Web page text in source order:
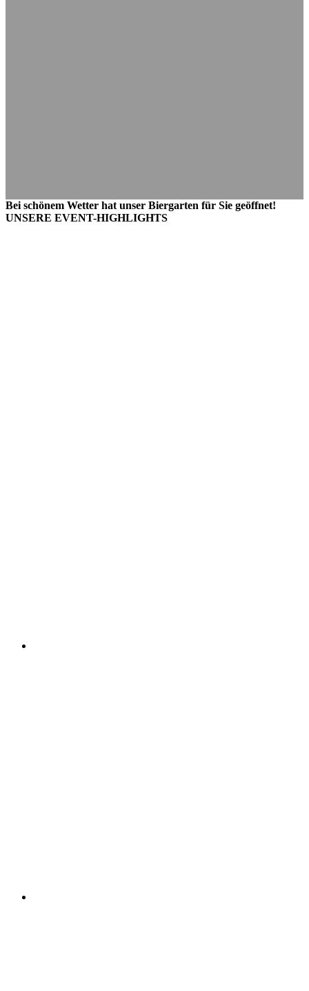
Bei schönem Wetter hat unser Biergarten für Sie geöffnet!
UNSERE EVENT-HIGHLIGHTS